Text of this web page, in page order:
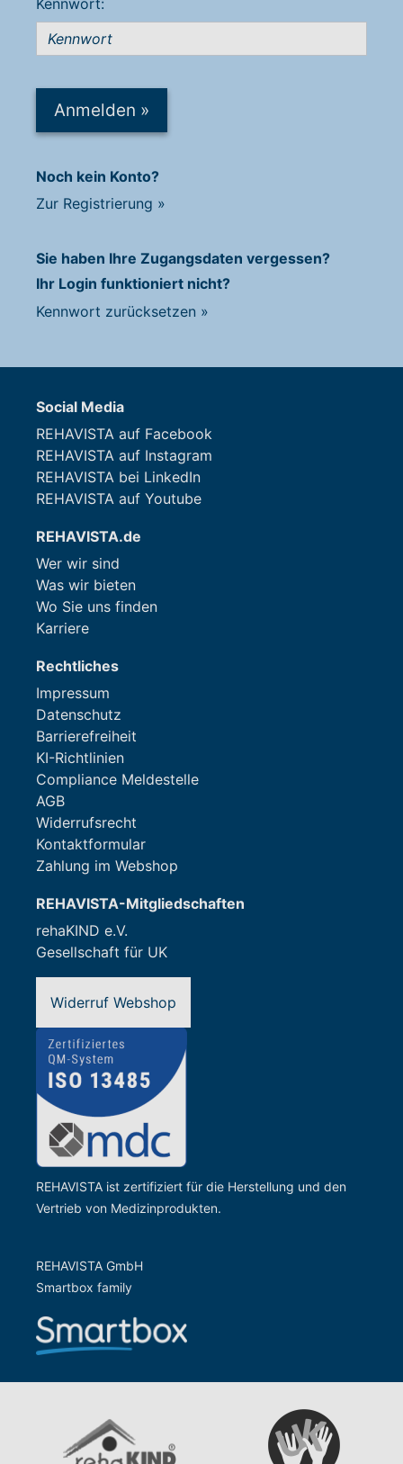
Kennwort:
Anmelden »
Noch kein Konto?
Zur Registrierung »
Sie haben Ihre Zugangsdaten vergessen?
Ihr Login funktioniert nicht?
Kennwort zurücksetzen »
Social Media
REHAVISTA auf Facebook
REHAVISTA auf Instagram
REHAVISTA bei LinkedIn
REHAVISTA auf Youtube
REHAVISTA.de
Wer wir sind
Was wir bieten
Wo Sie uns finden
Karriere
Rechtliches
Impressum
Datenschutz
Barrierefreiheit
KI-Richtlinien
Compliance Meldestelle
AGB
Widerrufsrecht
Kontaktformular
Zahlung im Webshop
REHAVISTA-Mitgliedschaften
rehaKIND e.V.
Gesellschaft für UK
Widerruf Webshop
REHAVISTA ist zertifiziert für die Herstellung und den
Vertrieb von Medizinprodukten.
REHAVISTA GmbH
Smartbox family